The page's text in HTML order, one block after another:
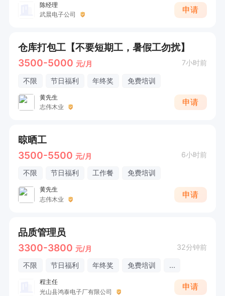
陈经理
武晨电子公司
申请
仓库打包工【不要短期工，暑假工勿扰】
3500-5000 元/月 7小时前
不限 节日福利 年终奖 免费培训
黄先生
志伟木业
申请
晾晒工
3500-5500 元/月 6小时前
不限 节日福利 工作餐 免费培训
黄先生
志伟木业
申请
品质管理员
3300-3800 元/月 32分钟前
不限 节日福利 年终奖 免费培训 ...
程主任
光山县鸿泰电子厂有限公司
申请